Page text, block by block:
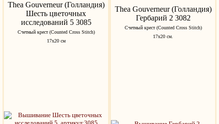
Thea Gouverneur (Голландия)
Шесть цветочных
исследований 5 3085
Счетный крест (Counted Cross Stitch)
17х20 см
Thea Gouverneur (Голландия)
Гербарий 2 3082
Счетный крест (Counted Cross Stitch)
17х20 см.